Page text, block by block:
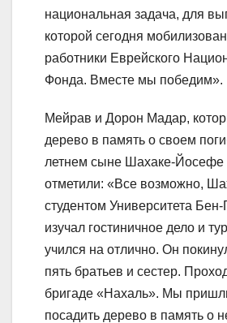
национальная задача, для
которой сегодня
работники Еврейского
Фонда. Вместе мы победим».
Мейрав и Дорон Мадар,
дерево в память о своем
летнем сыне Шахаке-Йосефе
отметили: «Все возможно,
студентом Университета Бен-
изучал гостиничное дело и
учился на отлично. Он
пять братьев и сестер.
бригаде «Нахаль». Мы
посадить дерево в память о